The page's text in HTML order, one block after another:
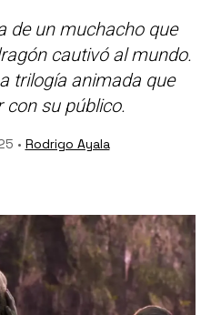
de un muchacho que
cautivó al mundo.
trilogía animada que
con su público.
• Rodrigo Ayala